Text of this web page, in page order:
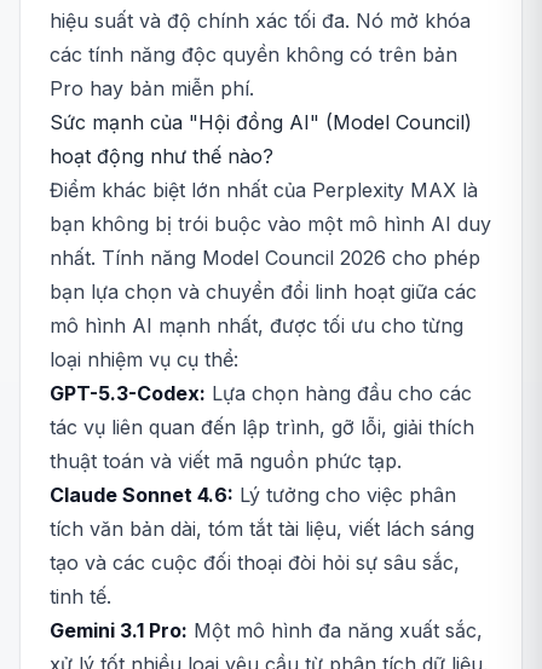
hiệu suất và độ chính xác tối đa. Nó mở khóa
các tính năng độc quyền không có trên bản
Pro hay bản miễn phí.
Sức mạnh của "Hội đồng AI" (Model Council)
hoạt động như thế nào?
Điểm khác biệt lớn nhất của Perplexity MAX là
bạn không bị trói buộc vào một mô hình AI duy
nhất. Tính năng Model Council 2026 cho phép
bạn lựa chọn và chuyển đổi linh hoạt giữa các
mô hình AI mạnh nhất, được tối ưu cho từng
loại nhiệm vụ cụ thể:
GPT-5.3-Codex: Lựa chọn hàng đầu cho các
tác vụ liên quan đến lập trình, gỡ lỗi, giải thích
thuật toán và viết mã nguồn phức tạp.
Claude Sonnet 4.6: Lý tưởng cho việc phân
tích văn bản dài, tóm tắt tài liệu, viết lách sáng
tạo và các cuộc đối thoại đòi hỏi sự sâu sắc,
tinh tế.
Gemini 3.1 Pro: Một mô hình đa năng xuất sắc,
xử lý tốt nhiều loại yêu cầu từ phân tích dữ liệu,